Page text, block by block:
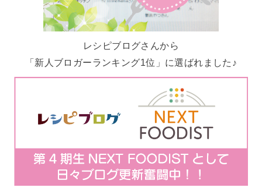
レシピブログさんから
「新人ブロガーランキング1位」に選ばれました♪